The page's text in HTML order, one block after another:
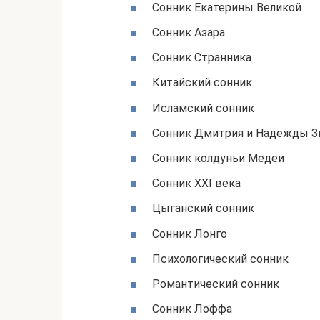
Сонник Екатерины Великой
Сонник Азара
Сонник Странника
Китайский сонник
Исламский сонник
Сонник Дмитрия и Надежды
Сонник колдуньи Медеи
Сонник ХХІ века
Цыганский сонник
Сонник Лонго
Психологический сонник
Романтический сонник
Сонник Лоффа